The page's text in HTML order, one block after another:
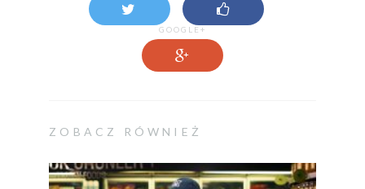
GOOGLE+
ZOBACZ RÓWNIEŻ